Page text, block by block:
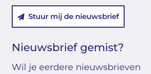
Stuur mij de nieuwsbrief
Nieuwsbrief gemist?
Wil je eerdere nieuwsbrieven